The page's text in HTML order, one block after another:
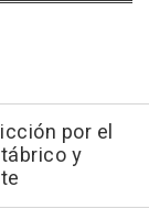
por el
y